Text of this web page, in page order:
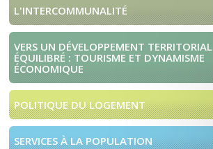
L'INTERCOMMUNALITÉ
VERS UN DÉVELOPPEMENT TERRITORIAL
ÉQUILIBRÉ : TOURISME ET DYNAMISME
ÉCONOMIQUE
POLITIQUE DU LOGEMENT
SERVICES À LA POPULATION